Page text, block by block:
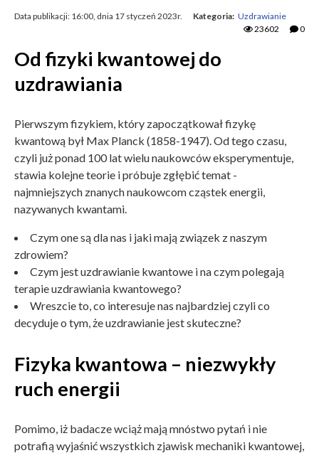
Data publikacji: 16:00, dnia 17 styczeń 2023r. Kategoria: Uzdrawianie
23602
0
Od fizyki kwantowej do
uzdrawiania
Pierwszym fizykiem, który zapoczątkował fizykę
kwantową był Max Planck (1858-1947). Od tego czasu,
czyli już ponad 100 lat wielu naukowców eksperymentuje,
stawia kolejne teorie i próbuje zgłębić temat -
najmniejszych znanych naukowcom cząstek energii,
nazywanych kwantami.
Czym one są dla nas i jaki mają związek z naszym
zdrowiem?
Czym jest uzdrawianie kwantowe i na czym polegają
terapie uzdrawiania kwantowego?
Wreszcie to, co interesuje nas najbardziej czyli co
decyduje o tym, że uzdrawianie jest skuteczne?
Fizyka kwantowa – niezwykły
ruch energii
Pomimo, iż badacze wciąż mają mnóstwo pytań i nie
potrafią wyjaśnić wszystkich zjawisk mechaniki kwantowej,